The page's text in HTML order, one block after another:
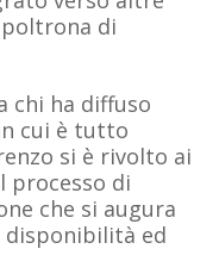
di
chi ha diffuso
cui è tutto
si è rivolto ai
processo di
che si augura
disponibilità ed